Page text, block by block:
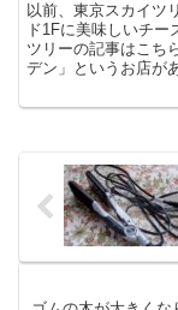
以前、東京スカイツ
ド1Fに美味しいチ
ツリーの記事はこち
デン」というお店が